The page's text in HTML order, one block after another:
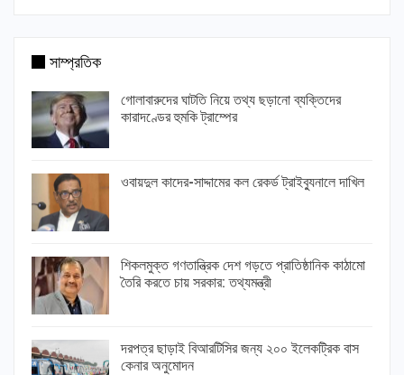
সাম্প্রতিক
গোলাবারুদের ঘাটতি নিয়ে তথ্য ছড়ানো ব্যক্তিদের
কারাদণ্ডের হুমকি ট্রাম্পের
ওবায়দুল কাদের-সাদ্দামের কল রেকর্ড ট্রাইব্যুনালে দাখিল
শিকলমুক্ত গণতান্ত্রিক দেশ গড়তে প্রাতিষ্ঠানিক কাঠামো
তৈরি করতে চায় সরকার: তথ্যমন্ত্রী
দরপত্র ছাড়াই বিআরটিসির জন্য ২০০ ইলেকট্রিক বাস
কেনার অনুমোদন